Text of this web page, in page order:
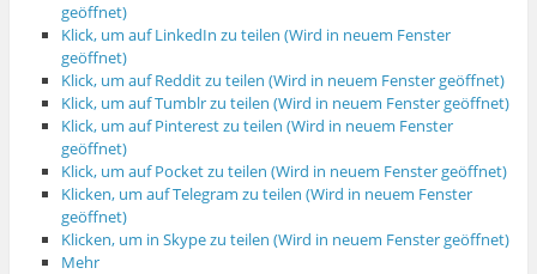
geöffnet)
Klick, um auf LinkedIn zu teilen (Wird in neuem Fenster
geöffnet)
Klick, um auf Reddit zu teilen (Wird in neuem Fenster geöffnet)
Klick, um auf Tumblr zu teilen (Wird in neuem Fenster geöffnet)
Klick, um auf Pinterest zu teilen (Wird in neuem Fenster
geöffnet)
Klick, um auf Pocket zu teilen (Wird in neuem Fenster geöffnet)
Klicken, um auf Telegram zu teilen (Wird in neuem Fenster
geöffnet)
Klicken, um in Skype zu teilen (Wird in neuem Fenster geöffnet)
Mehr